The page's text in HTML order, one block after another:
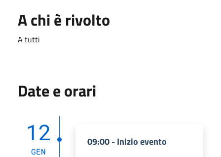
A chi è rivolto
A tutti
Date e orari
12
GEN
09:00 - Inizio evento